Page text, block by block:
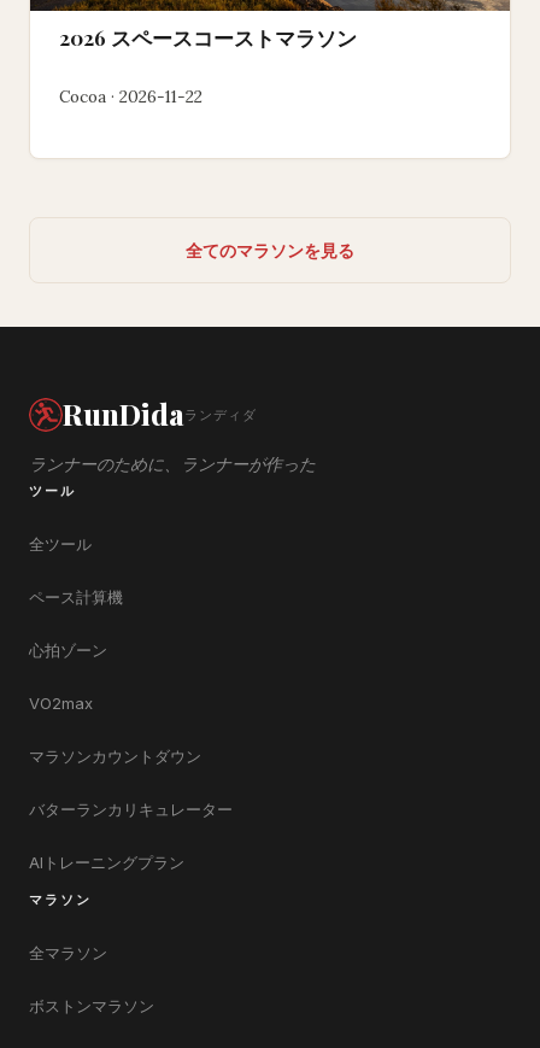
2026 スペースコーストマラソン
Cocoa · 2026-11-22
全てのマラソンを見る
RunDidaランディダ
ランナーのために、ランナーが作った
ツール
全ツール
ペース計算機
心拍ゾーン
VO2max
マラソンカウントダウン
バターランカリキュレーター
AIトレーニングプラン
マラソン
全マラソン
ボストンマラソン